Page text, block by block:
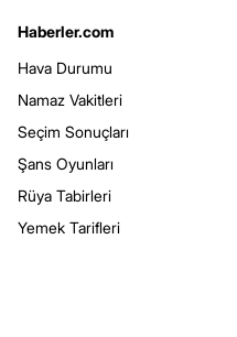
Haberler.com
Hava Durumu
Namaz Vakitleri
Seçim Sonuçları
Şans Oyunları
Rüya Tabirleri
Yemek Tarifleri